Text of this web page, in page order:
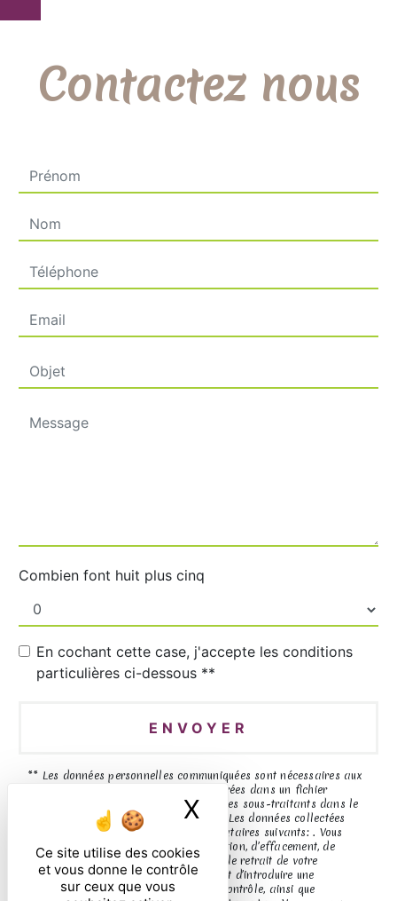
Ce site utilise des cookies
et vous donne le contrôle
sur ceux que vous
X Masquer le
Contactez nous
Combien font huit plus cinq
En cochant cette case, j'accepte les conditions
particulières ci-dessous **
ENVOYER
** Les données personnelles communiquées sont nécessaires aux
fins de vous contacter et sont enregistrées dans un fichier
informatisé. Elles sont destinées à et ses sous-traitants dans le
seul but de répondre à votre message. Les données collectées
seront communiquées aux seuls destinataires suivants: . Vous
disposez de droits d’accès, de rectification, d’effacement, de
portabilité, de limitation, d’opposition, de retrait de votre
consentement à tout moment et du droit d’introduire une
réclamation auprès d’une autorité de contrôle, ainsi que